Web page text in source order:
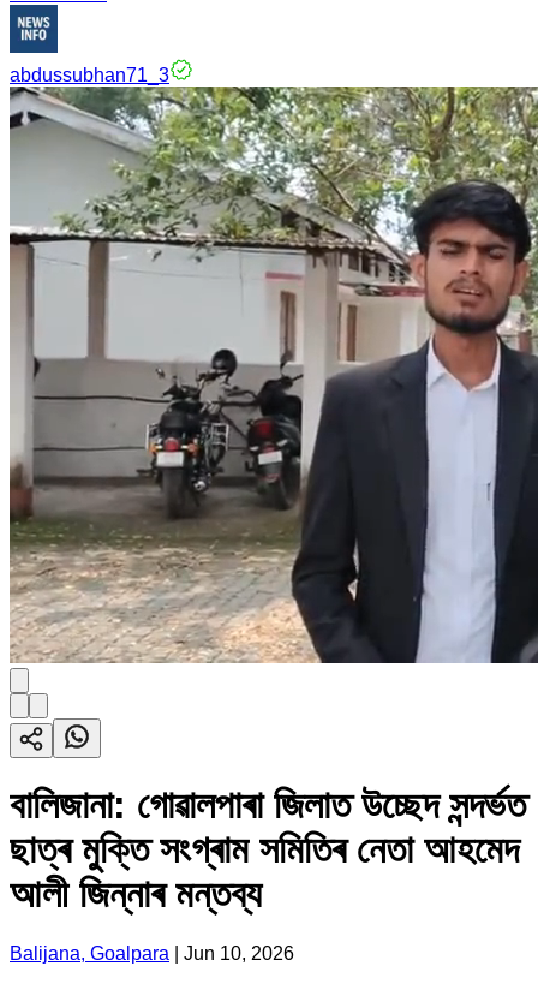
abdussubhan71_3
বালিজানা: গোৱালপাৰা জিলাত উচ্ছেদ সন্দৰ্ভত
ছাত্ৰ মুক্তি সংগ্ৰাম সমিতিৰ নেতা আহমেদ
আলী জিন্নাৰ মন্তব্য
Balijana, Goalpara Jun 10, 2026